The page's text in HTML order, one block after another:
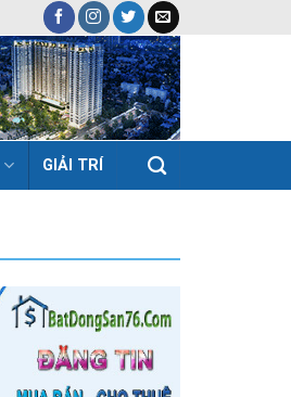
GIẢI TRÍ